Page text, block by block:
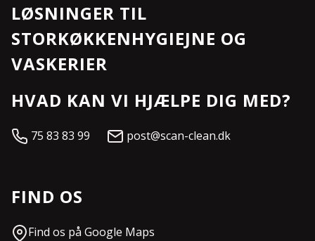
LØSNINGER TIL
STORKØKKENHYGIEJNE OG
VASKERIER
HVAD KAN VI HJÆLPE DIG MED?
75 83 83 99 post@scan-clean.dk
FIND OS
Find os på Google Maps